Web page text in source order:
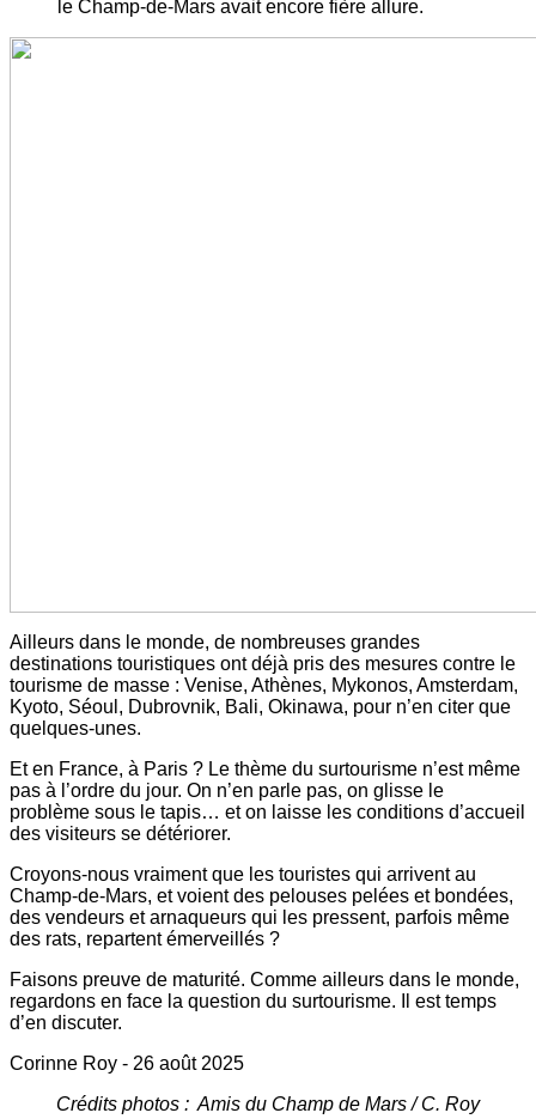
le Champ-de-Mars avait encore fière allure.
Ailleurs dans le monde, de nombreuses grandes
destinations touristiques ont déjà pris des mesures contre le
tourisme de masse : Venise, Athènes, Mykonos, Amsterdam,
Kyoto, Séoul, Dubrovnik, Bali, Okinawa, pour n’en citer que
quelques-unes.
Et en France, à Paris ? Le thème du surtourisme n’est même
pas à l’ordre du jour. On n’en parle pas, on glisse le
problème sous le tapis… et on laisse les conditions d’accueil
des visiteurs se détériorer.
Croyons-nous vraiment que les touristes qui arrivent au
Champ-de-Mars, et voient des pelouses pelées et bondées,
des vendeurs et arnaqueurs qui les pressent, parfois même
des rats, repartent émerveillés ?
Faisons preuve de maturité. Comme ailleurs dans le monde,
regardons en face la question du surtourisme. Il est temps
d’en discuter.
Corinne Roy - 26 août 2025
Crédits photos : Amis du Champ de Mars / C. Roy